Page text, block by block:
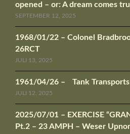
opened – or: A dream comes
SEPTEMBER 12, 2025
1968/01/22 – Colonel
26RCT
JULI 13, 2025
1961/04/26 – Tank
JULI 12, 2025
2025/07/01 – EXERCISE
Pt.2 – 23 AMPH – Weser